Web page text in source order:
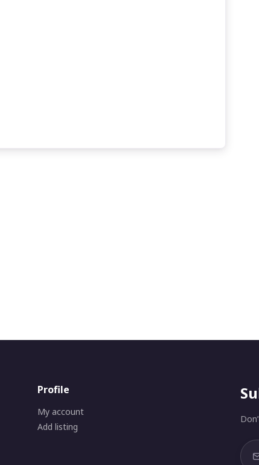
Profile
My account
Add listing